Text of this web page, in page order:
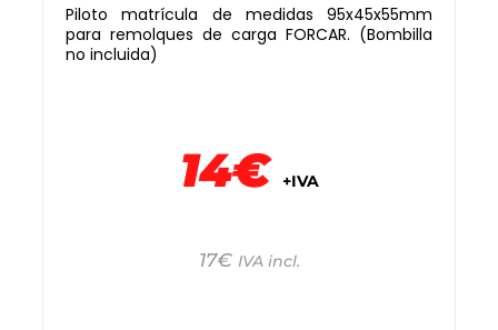
Piloto matrícula de medidas 95x45x55mm
para remolques de carga FORCAR. (Bombilla
no incluida)
14€ +IVA
17€ IVA incl.